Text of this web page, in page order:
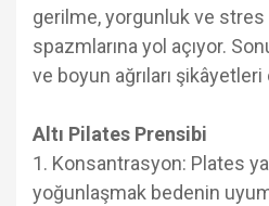
gerilme, yorgunluk ve stres
spazmlarına yol açıyor.
ve boyun ağrıları şikâyetleri
Altı Pilates Prensibi
1. Konsantrasyon: Plates
yoğunlaşmak bedenin